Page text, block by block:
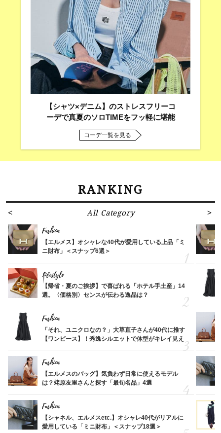
【シャツ×デニム】のストレスフリーコ
ーデで真夏のソロTIMEをフッ軽に堪能
コーデ一覧を見る
RANKING
All Category
Fashion
【エルメス】オシャレな40代が愛用している上品「ミ
ニ財布」＜スナップ6選＞
Lifestyle
【帰省・夏のご挨拶】で喜ばれる「ホテル手土産」14
選。〈価格別〉センスが伝わる逸品は？
Fashion
「それ、ユニクロなの？」大草直子さんが40代に推す
【ワンピース】！秀逸シルエットで体型がキレイ見え
Fashion
【エルメスのバッグ】気負わず日常に使えるモデル
は？蛯原友里さんと探す「最旬名品」4選
Fashion
【シャネル、エルメスetc.】オシャレ40代がリアルに
愛用している「ミニ財布」＜スナップ18選＞